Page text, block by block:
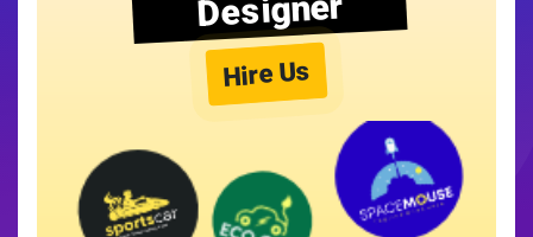
Hire Us